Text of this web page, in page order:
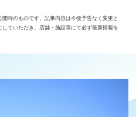
時のものです。記事内容は今後予告なく変更と
ていただき、店舗・施設等にて必ず最新情報を